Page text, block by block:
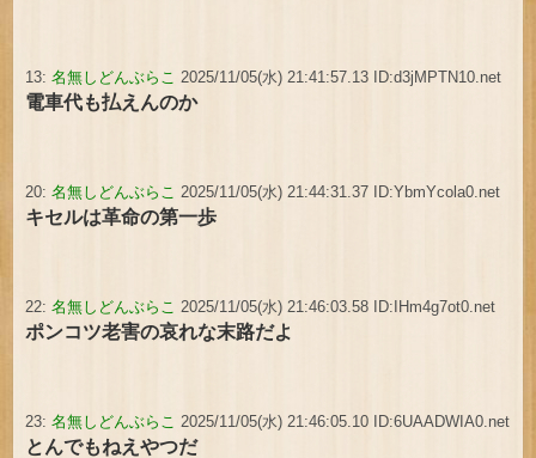
13:名無しどんぶらこ 2025/11/05(水) 21:41:57.13 ID:d3jMPTN10.net
電車代も払えんのか
20:名無しどんぶらこ 2025/11/05(水) 21:44:31.37 ID:YbmYcola0.net
キセルは革命の第一歩
22:名無しどんぶらこ 2025/11/05(水) 21:46:03.58 ID:IHm4g7ot0.net
ポンコツ老害の哀れな末路だよ
23:名無しどんぶらこ 2025/11/05(水) 21:46:05.10 ID:6UAADWIA0.net
とんでもねえやつだ